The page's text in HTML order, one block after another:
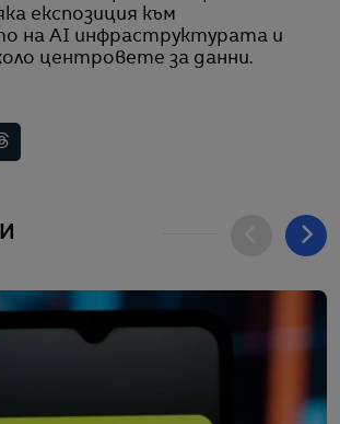
експозиция към
на AI инфраструктурата и
центровете за данни.